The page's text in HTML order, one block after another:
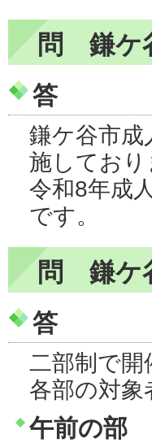
問 鎌ケ
答
鎌ケ谷市
施しており
令和8年成
です。
問 鎌ケ
答
二部制で開
各部の対
午前の部